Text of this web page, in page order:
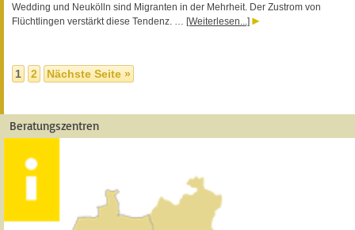
Wedding und Neukölln sind Migranten in der Mehrheit. Der Zustrom von
Flüchtlingen verstärkt diese Tendenz. … [Weiterlesen...]
1 2 Nächste Seite »
Beratungszentren